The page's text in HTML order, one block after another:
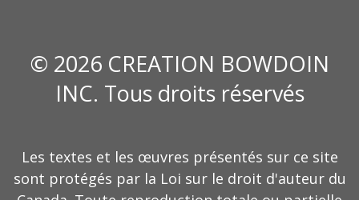
© 2026 CREATION BOWDOIN
INC. Tous droits réservés
Les textes et les œuvres présentés sur ce site
sont protégés par la Loi sur le droit d'auteur du